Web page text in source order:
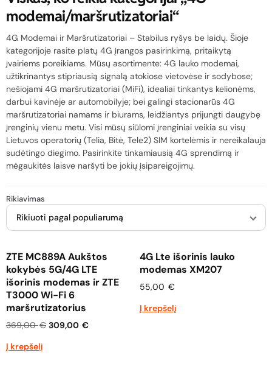
modemai/maršrutizatoriai“
4G Modemai ir Maršrutizatoriai – Stabilus ryšys be laidų. Šioje
kategorijoje rasite platų 4G įrangos pasirinkimą, pritaikytą
įvairiems poreikiams. Mūsų asortimente: 4G lauko modemai,
užtikrinantys stipriausią signalą atokiose vietovėse ir sodybose;
nešiojami 4G maršrutizatoriai (MiFi), idealiai tinkantys kelionėms,
darbui kavinėje ar automobilyje; bei galingi stacionarūs 4G
maršrutizatoriai namams ir biurams, leidžiantys prijungti daugybę
įrenginių vienu metu. Visi mūsų siūlomi įrenginiai veikia su visų
Lietuvos operatorių (Telia, Bitė, Tele2) SIM kortelėmis ir nereikalauja
sudėtingo diegimo. Pasirinkite tinkamiausią 4G sprendimą ir
mėgaukitės laisve naršyti be jokių įsipareigojimų.
Rikiuoti pagal populiarumą
ZTE MC889A Aukštos
kokybės 5G/4G LTE
išorinis modemas ir ZTE
T3000 Wi-Fi 6
maršrutizatorius
369,00€ 309,00 €
Į krepšelį
4G Lte išorinis lauko
modemas XM207
55,00 €
Į krepšelį